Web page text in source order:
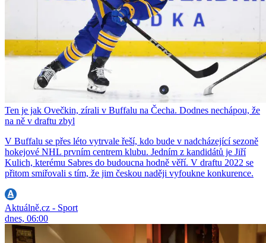
Ten je jak Ovečkin, zírali v Buffalu na Čecha. Dodnes nechápou, že
na ně v draftu zbyl
V Buffalu se přes léto vytrvale řeší, kdo bude v nadcházející sezoně
hokejové NHL prvním centrem klubu. Jedním z kandidátů je Jiří
Kulich, kterému Sabres do budoucna hodně věří. V draftu 2022 se
přitom smiřovali s tím, že jim českou naději vyfoukne konkurence.
Aktuálně.cz - Sport
dnes, 06:00